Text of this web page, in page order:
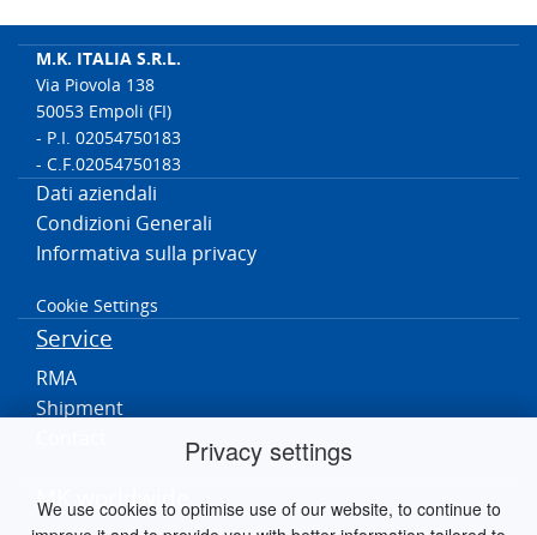
Privacy settings
We use cookies to optimise use of our website, to continue to
M.K. ITALIA S.R.L.
Via Piovola 138
50053 Empoli (FI)
- P.I. 02054750183
- C.F.02054750183
Dati aziendali
Condizioni Generali
Informativa sulla privacy
Cookie Settings
Service
RMA
Shipment
MK worldwide